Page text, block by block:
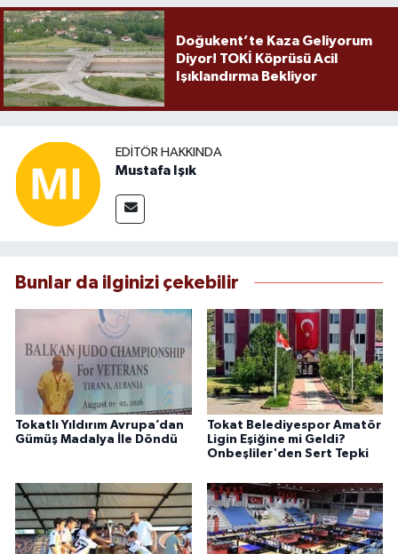
Doğukent’te Kaza Geliyorum
Diyor! TOKİ Köprüsü Acil
Işıklandırma Bekliyor
EDITÖR HAKKINDA
Mustafa Işık
Bunlar da ilginizi çekebilir
Tokatlı Yıldırım Avrupa’dan
Gümüş Madalya İle Döndü
Tokat Belediyespor Amatör
Ligin Eşiğine mi Geldi?
Onbeşliler'den Sert Tepki